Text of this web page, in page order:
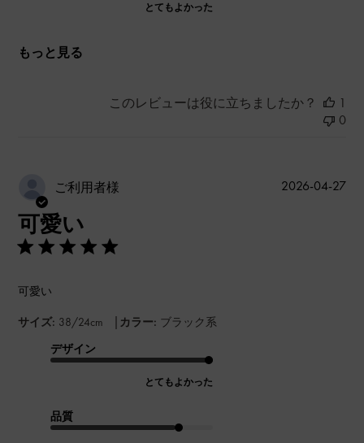
とてもよかった
もっと見る
このレビューは役に立ちましたか？
1
0
ご利用者様
可愛い
可愛い
サイズ: 38/24cm | カラー: ブラック系
デザイン
とてもよかった
品質
公
2026-04-27